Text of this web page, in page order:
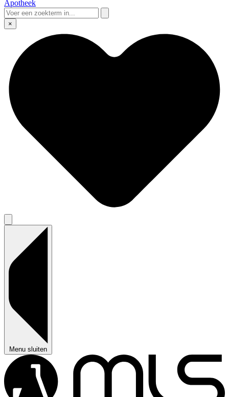
Apotheek
×
Menu sluiten